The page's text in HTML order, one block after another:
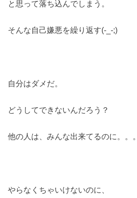
と思って落ち込んでしまう。
そんな自己嫌悪を繰り返す(-_-;)
自分はダメだ。
どうしてできないんだろう？
他の人は、みんな出来てるのに。。。
やらなくちゃいけないのに、